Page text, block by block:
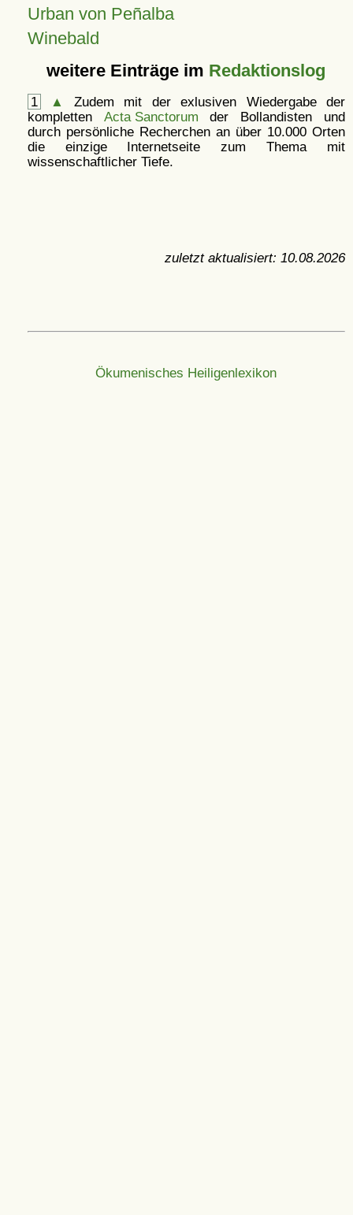
Urban von Peñalba
Winebald
weitere Einträge im Redaktionslog
1 ▲
Zudem mit der exlusiven Wiedergabe der
kompletten Acta Sanctorum der Bollandisten und
durch persönliche Recherchen an über 10.000 Orten
die einzige Internetseite zum Thema mit
wissenschaftlicher Tiefe.
zuletzt aktualisiert: 10.08.2026
Ökumenisches Heiligenlexikon